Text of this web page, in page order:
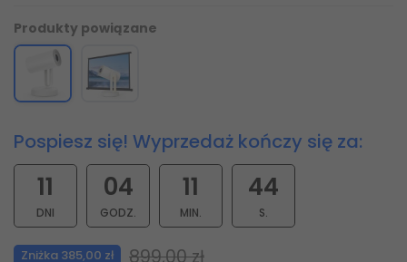
Produkty powiązane
Pospiesz się! Wyprzedaż kończy się za:
11
DNI
04
GODZ.
11
MIN.
43
S.
Zniżka 385,00 zł